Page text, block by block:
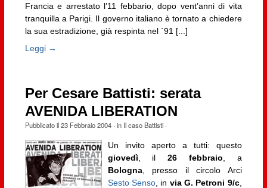
Francia e arrestato l’11 febbario, dopo vent’anni di vita
tranquilla a Parigi. Il governo italiano è tornato a chiedere
la sua estradizione, già respinta nel `91 [...]
Leggi →
Per Cesare Battisti: serata
AVENIDA LIBERATION
Pubblicato il23 Febbraio 2004· in Il caso Battisti·
Un invito aperto a tutti: questo
giovedì , il26 febbraio , a
Bologna, presso il circolo Arci
Sesto Senso , in via G. Petroni 9/c,